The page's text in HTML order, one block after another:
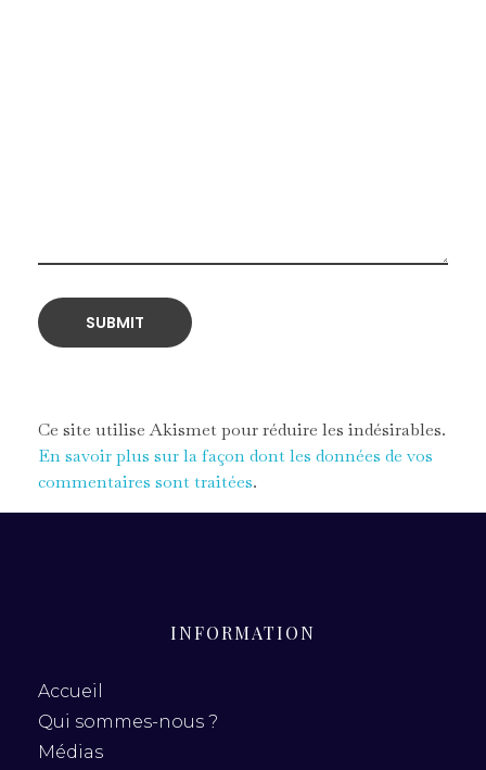
Ce site utilise Akismet pour réduire les indésirables.
En savoir plus sur la façon dont les données de vos
commentaires sont traitées.
INFORMATION
Accueil
Qui sommes-nous ?
Médias